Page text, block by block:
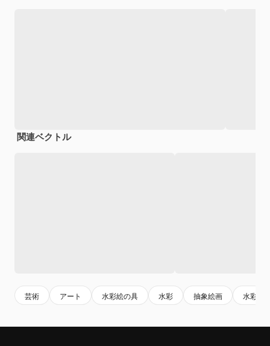
関連ベクトル
芸術 アート 水彩絵の具 水彩 抽象絵画 水彩色